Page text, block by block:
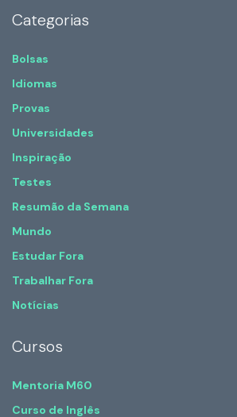
Categorias
Bolsas
Idiomas
Provas
Universidades
Inspiração
Testes
Resumão da Semana
Mundo
Estudar Fora
Trabalhar Fora
Notícias
Cursos
Mentoria M60
Curso de Inglês